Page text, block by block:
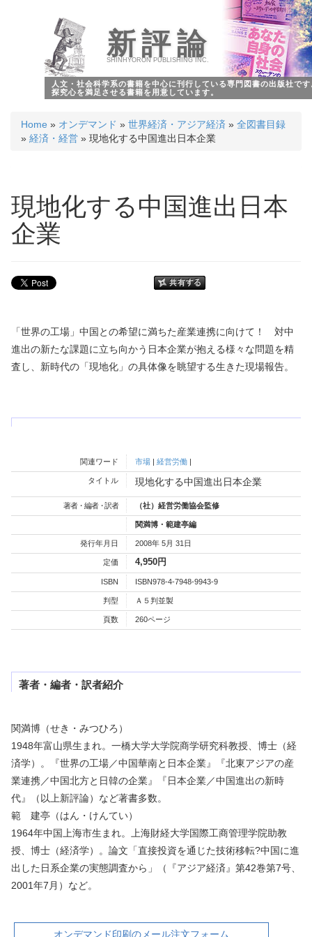
新評論
SHINHYORON PUBLISHING INC.
人文・社会科学系の書籍を中心に刊行している専門図書の出版社で
探究心を満足させる書籍を用意しています。
Home » オンデマンド » 世界経済・アジア経済 » 全図書目録
» 経済・経営 » 現地化する中国進出日本企業
現地化する中国進出日本
企業
「世界の工場」中国との希望に満ちた産業連携に向けて！ 対中
進出の新たな課題に立ち向かう日本企業が抱える様々な問題を精
査し、新時代の「現地化」の具体像を眺望する生きた現場報告。
関連ワード 市場| 経営労働|
現地化する中国進出日本企業
タイトル
著者・編者・訳者 （社）経営労働協会監修
関満博・範建亭編
発行年月日 2008年 5月 31日
定価 4,950円
ISBN ISBN978-4-7948-9943-9
判型 Ａ５判並製
頁数 260ページ
著者・編者・訳者紹介
関満博（せき・みつひろ）
1948年富山県生まれ。一橋大学大学院商学研究科教授、博士（経
済学）。『世界の工場／中国華南と日本企業』『北東アジアの産
業連携／中国北方と日韓の企業』『日本企業／中国進出の新時
代』（以上新評論）など著書多数。
範 建亭（はん・けんてい）
1964年中国上海市生まれ。上海財経大学国際工商管理学院助教
授、博士（経済学）。論文「直接投資を通じた技術移転?中国に進
出した日系企業の実態調査から」（『アジア経済』第42巻第7号、
2001年7月）など。
オンデマンド印刷のメール注文フォーム